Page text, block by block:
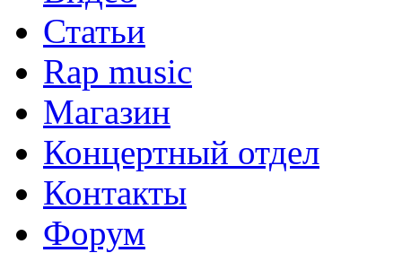
Статьи
Rap music
Магазин
Концертный отдел
Контакты
Форум